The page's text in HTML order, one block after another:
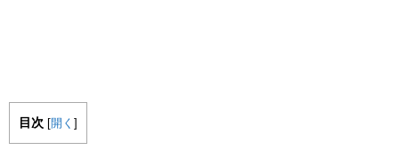
目次 [開く ]